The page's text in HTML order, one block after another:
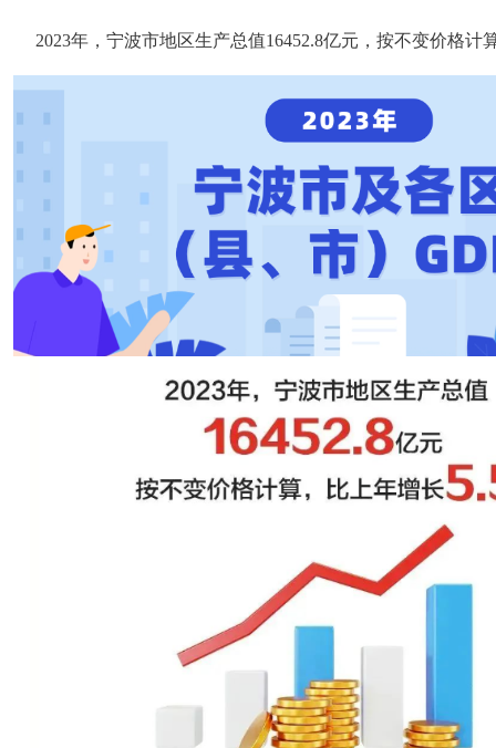
2023年，宁波市地区生产总值16452.8亿元，按不变价格计